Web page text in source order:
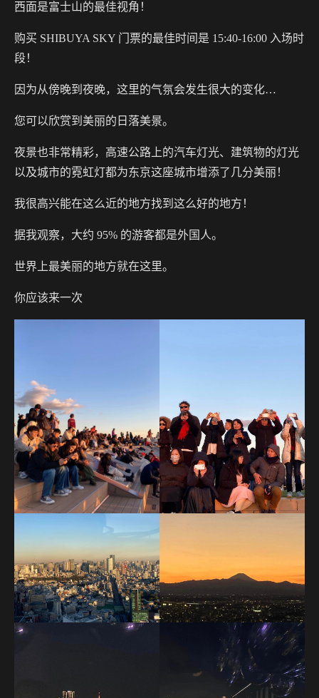
西面是富士山的最佳视角！
购买 SHIBUYA SKY 门票的最佳时间是 15:40-16:00 入场时
段！
因为从傍晚到夜晚，这里的气氛会发生很大的变化…
您可以欣赏到美丽的日落美景。
夜景也非常精彩，高速公路上的汽车灯光、建筑物的灯光
以及城市的霓虹灯都为东京这座城市增添了几分美丽！
我很高兴能在这么近的地方找到这么好的地方！
据我观察，大约 95% 的游客都是外国人。
世界上最美丽的地方就在这里。
你应该来一次